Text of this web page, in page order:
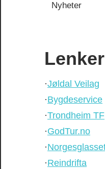
–
Nyheter
Lenker
·Jøldal Veilag
·Bygdeservice
·Trondheim TF
·GodTur.no
·
·Reindrifta